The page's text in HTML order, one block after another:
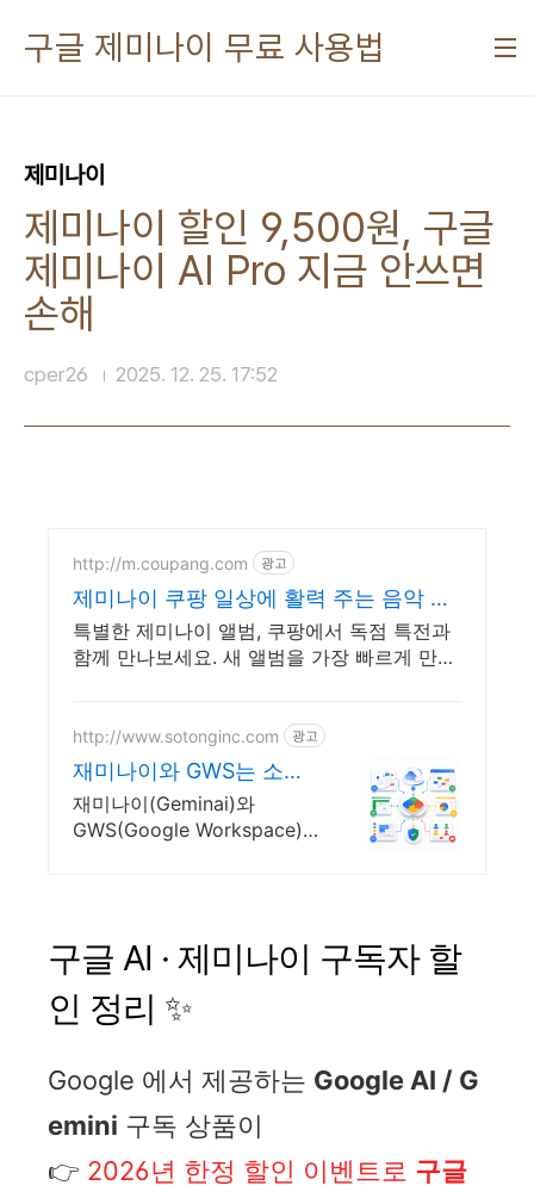
구글 제미나이 무료 사용법
제미나이
제미나이 할인 9,500원, 구글
제미나이 AI Pro 지금 안쓰면
손해
cper26 2025. 12. 25. 17:52
http://m.coupang.com 광고
제미나이 쿠팡 일상에 활력 주는 음악 선
물
특별한 제미나이 앨범, 쿠팡에서 독점 특전과
함께 만나보세요. 새 앨범을 가장 빠르게 만나
http://www.sotonginc.com 광고
재미나이와 GWS는 소통
에
재미나이(Geminai)와
GWS(Google Workspace)
구글 AI · 제미나이 구독자 할
인 정리 ✨
Google 에서 제공하는 Google AI / G
emini 구독 상품이
👉 2026년 한정 할인 이벤트로 구글